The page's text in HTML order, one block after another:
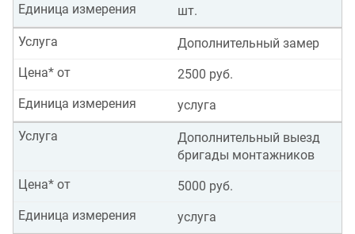
шт.
Единица измерения
Дополнительный замер
Услуга
2500 руб.
Цена* от
услуга
Единица измерения
Дополнительный выезд
бригады монтажников
Услуга
5000 руб.
Цена* от
услуга
Единица измерения